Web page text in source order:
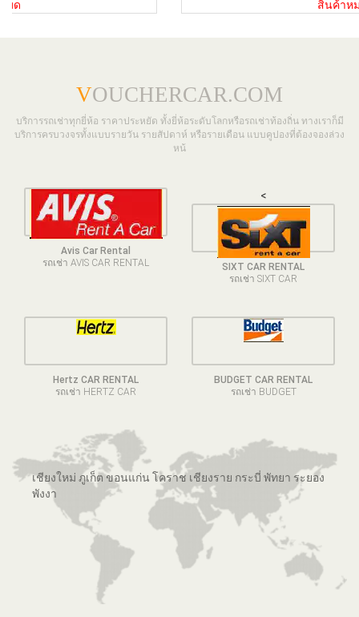
VOUCHERCAR.COM
บริการรถเช่าทุกยี่ห้อ ราคาประหยัด ทั้งยี่ห้อระดับโลกหรือรถเช่าท้องถิ่น ทางเราก็มี
บริการครบวงจรทั้งแบบรายวัน รายสัปดาห์ หรือรายเดือน แบบคูปองที่ต้องจองล่วง
หน้
Avis Car Rental
รถเช่า AVIS CAR RENTAL
<
SIXT CAR RENTAL
รถเช่า SIXT CAR
Hertz CAR RENTAL
รถเช่า HERTZ CAR
BUDGET CAR RENTAL
รถเช่า BUDGET
เชียงใหม่ ภูเก็ต ขอนแก่น โคราช เชียงราย กระบี่ พัทยา ระยอง
พังงา